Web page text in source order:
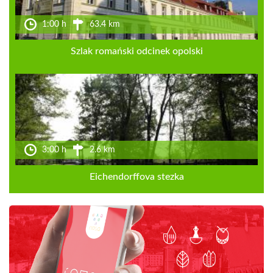
1:00 h 63.4 km
Szlak romański odcinek opolski
3:00 h 2.6 km
Eichendorffova stezka